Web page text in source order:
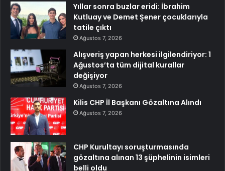
Yıllar sonra buzlar eridi: İbrahim
Kutluay ve Demet Şener çocuklarıyla
tatile çıktı
Ağustos 7, 2026
Alışveriş yapan herkesi ilgilendiriyor: 1
Ağustos’ta tüm dijital kurallar
değişiyor
Ağustos 7, 2026
Kilis CHP İl Başkanı Gözaltına Alındı
Ağustos 7, 2026
CHP Kurultayı soruşturmasında
gözaltına alınan 13 şüphelinin isimleri
belli oldu